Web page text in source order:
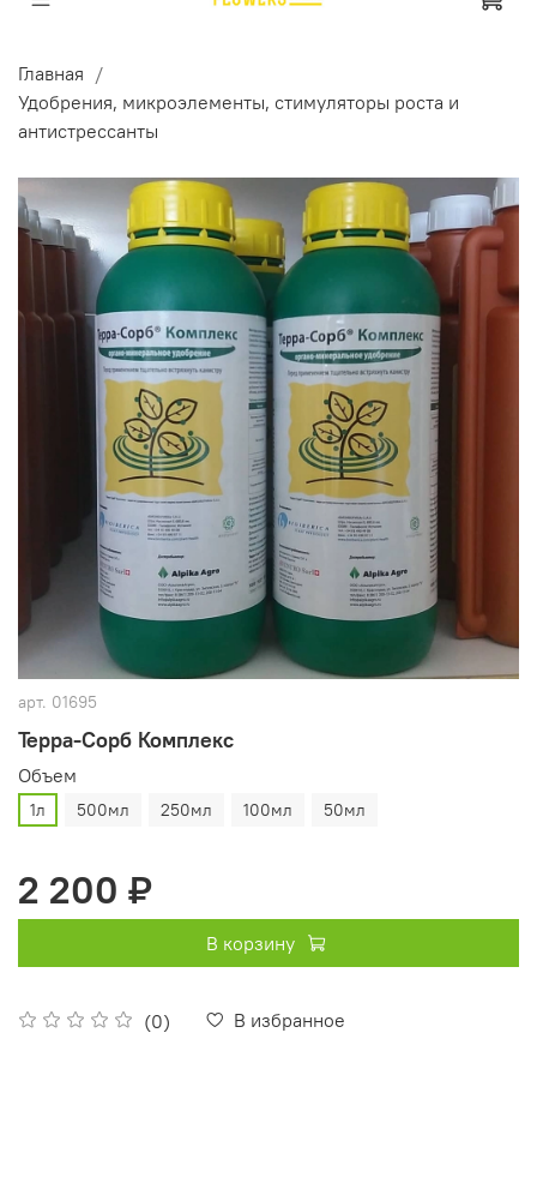
Главная
Удобрения, микроэлементы, стимуляторы роста и
антистрессанты
арт. 01695
Терра-Сорб Комплекс
(0) В избранное
Oбъем
1л 500мл 250мл 100мл 50мл
2 200 ₽
В корзину